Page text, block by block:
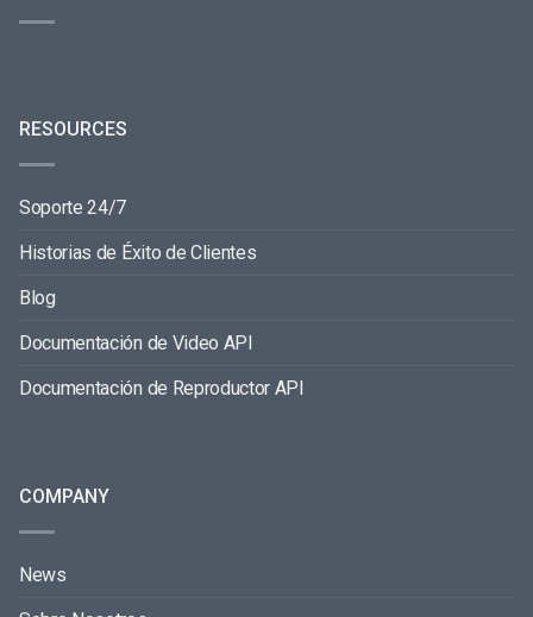
RESOURCES
Soporte 24/7
Historias de Éxito de Clientes
Blog
Documentación de Video API
Documentación de Reproductor API
COMPANY
News